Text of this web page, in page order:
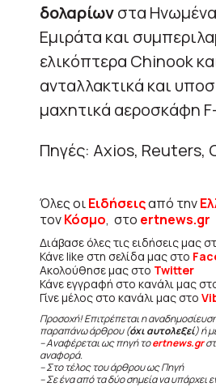
δολαρίωνστα
Εμιράτα και
ελικόπτερα Chinook
ανταλλακτικά και
μαχητικά αεροσκάφη
Πηγές: Axios, Reuters,
Όλες οιΕιδήσειςαπό την
τονΚόσμο, στο ertnews.gr
Διάβασε όλες τις ειδήσεις μας
Κάνε like στη σελίδα μας στο
Ακολούθησε μας στο Twitter
Κάνε εγγραφή στο κανάλι μας
Γίνε μέλος στο κανάλι μας στο
Προσοχή! Επιτρέπεται η
παραπάνω άρθρου (όχι αυτολεξεί) ή
– Αναφέρεται ως πηγή τοertnews.gr
αναφορά.
– Στο τέλος του άρθρου ως Πηγή
– Σε ένα από τα δύο σημεία να υπάρχει